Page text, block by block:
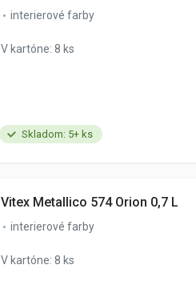
Skladom: 5+ ks
interierové farby
V kartóne: 8 ks
Vitex Metallico 574 Orion 0,7 L
interierové farby
V kartóne: 8 ks